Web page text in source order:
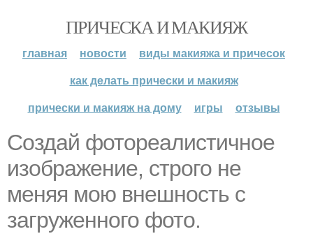
ПРИЧЕСКА И МАКИЯЖ
главная новости
виды макияжа и причесок
как делать прически и макияж
прически и макияж на дому
игры отзывы
Создай фотореалистичное
изображение, строго не
меняя мою внешность с
загруженного фото.